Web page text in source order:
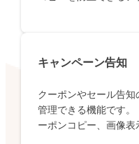
キャンペーン告知
クーポンやセール告知
管理できる機能です。
ーポンコピー、画像表